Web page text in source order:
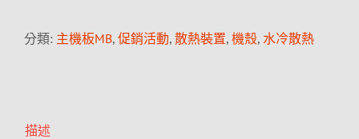
分類: 主機板MB, 促銷活動, 散熱裝置, 機殼, 水冷散熱
描述